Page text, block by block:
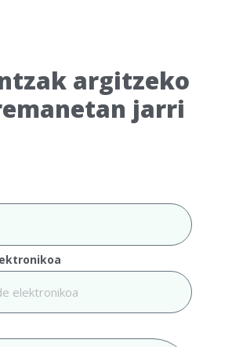
argitzeko
jarri